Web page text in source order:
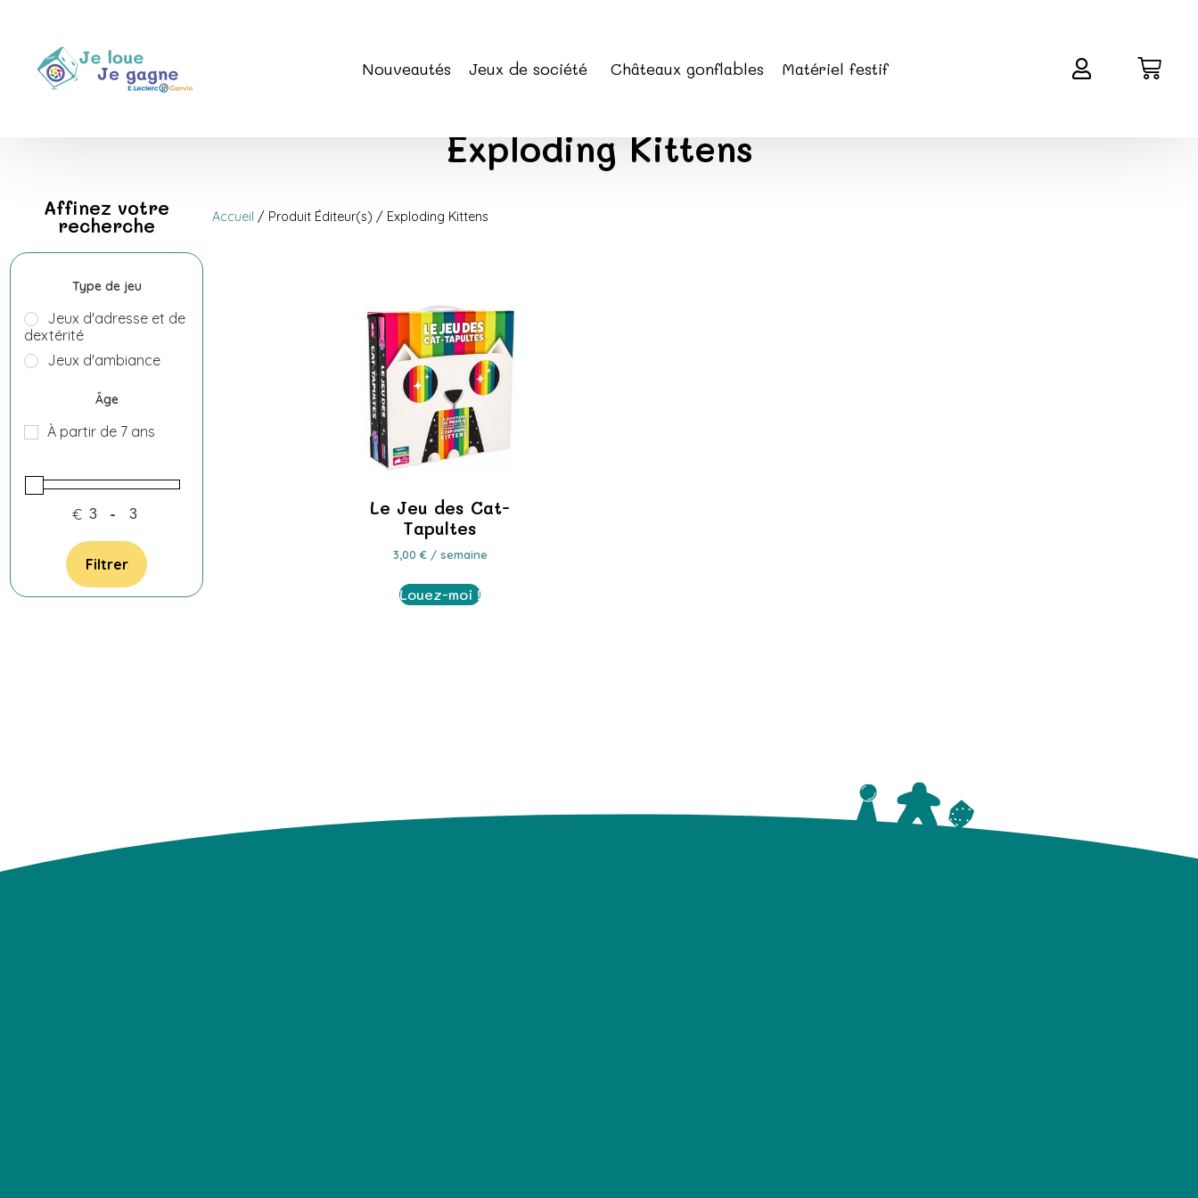
Nouveautés Jeux de société Châteaux gonflables Matériel festif
Exploding Kittens
Affinez votre
recherche
Type de jeu
Jeux d'adresse et de
dextérité
Jeux d'ambiance
Âge
À partir de 7 ans
€ -
Filtrer
Accueil / Produit Éditeur(s) / Exploding Kittens
Le Jeu des Cat-
Tapultes
3,00 €/ semaine
Louez-moi !